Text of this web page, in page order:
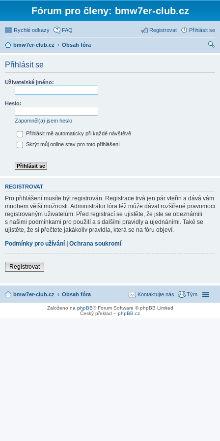
Fórum pro členy: bmw7er-club.cz
Rychlé odkazy FAQ Přihlásit se
Registrovat
bmw7er-club.cz
Obsah fóra
Přihlásit se
Uživatelské jméno:
Heslo:
Zapomněl(a) jsem heslo
Přihlásit mě automaticky při každé návštěvě
Skrýt můj online stav pro toto přihlášení
REGISTROVAT
Pro přihlášení musíte být registrován. Registrace trvá jen pár vteřin a dává vám
mnohem větší možnosti. Administrátor fóra též může dávat rozšířené pravomoci
registrovaným uživatelům. Před registrací se ujistěte, že jste se obeznámili
s našimi podmínkami pro použití a s dalšími pravidly a ujednáními. Také se
ujistěte, že si přečtete jakákoliv pravidla, která se na fóru objeví.
Podmínky pro užívání | Ochrana soukromí
Registrovat
bmw7er-club.cz Obsah fóra Tým
Kontaktujte nás
Založeno na phpBB® Forum Software © phpBB Limited
Český překlad – phpBB.cz